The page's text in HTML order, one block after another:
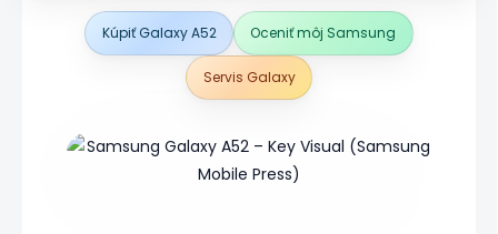
Kúpiť Galaxy A52 Oceniť môj Samsung
Servis Galaxy